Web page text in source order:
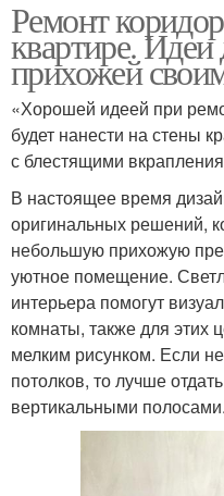
Ремонт
квартире. Идеи
прихожей
«Хорошей идеей при
будет нанести на стены
с блестящими
В настоящее время
оригинальных решений,
небольшую прихожую
уютное помещение.
интерьера помогут
комнаты, также для этих
мелким рисунком. Если
потолков, то лучше
вертикальными полосами.